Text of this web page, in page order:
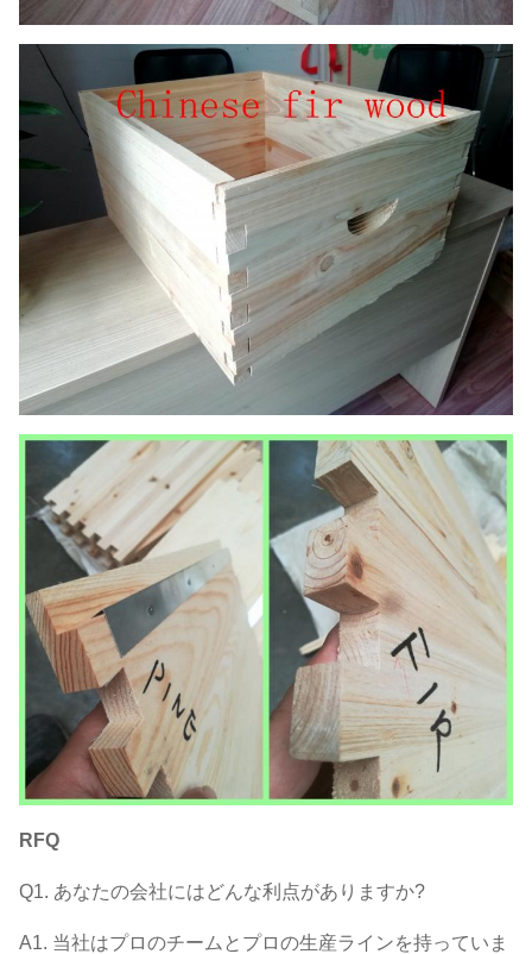
RFQ
Q1. あなたの会社にはどんな利点がありますか?
A1. 当社はプロのチームとプロの生産ラインを持っていま